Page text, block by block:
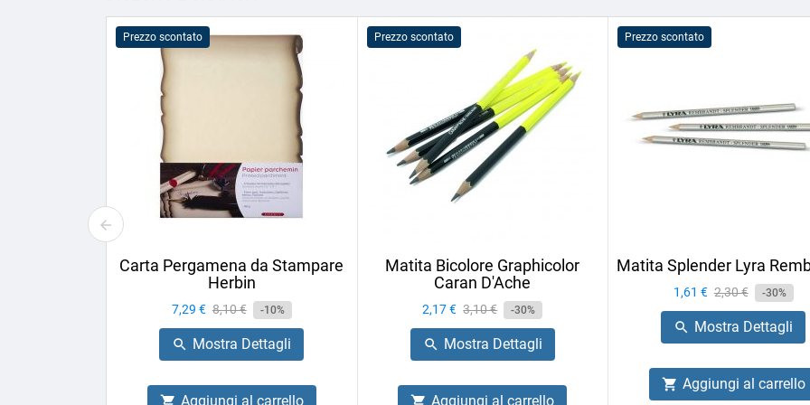
Prezzo scontato
Carta Pergamena da Stampare
Herbin
Prezzo
7,29 € Prezzo
base
8,10 € -10%
 Mostra Dettagli
 Aggiungi al carrello
Prezzo scontato
Matita Bicolore Graphicolor
Caran D'Ache
Prezzo
2,17 € Prezzo
base
3,10 € -30%
 Mostra Dettagli
 Aggiungi al carrello
Prezzo scontato
Matita Splender Lyra
Prezzo
1,61 € Prezzo
base
2,30 € -30%
 Mostra Dettagli
 Aggiungi al carrello